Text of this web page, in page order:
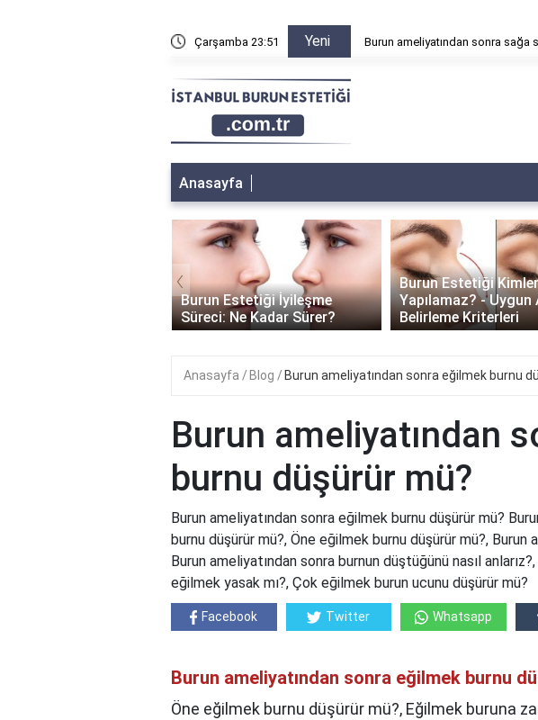
Çarşamba 23:51 Yeni Burun ameliyatından sonra üst
Anasayfa
Burun Estetiği Kimlere
Yapılamaz? - Uygun Adayları
Belirleme Kriterleri
Burun Estetiği
Süresi: Kaç Ayda
Tamamlanır?
‹
Anasayfa Blog Burun ameliyatından sonra eğilmek burnu
Burun ameliyatından
burnu düşürür mü?
Burun ameliyatından sonra eğilmek burnu düşürür mü?
burnu düşürür mü?, Öne eğilmek burnu düşürür mü?, Burun
Burun ameliyatından sonra burnun düştüğünü nasıl
eğilmek yasak mı?, Çok eğilmek burun ucunu düşürür mü?
Facebook Twitter Whatsapp
Burun ameliyatından sonra eğilmek burnu
Öne eğilmek burnu düşürür mü?, Eğilmek buruna